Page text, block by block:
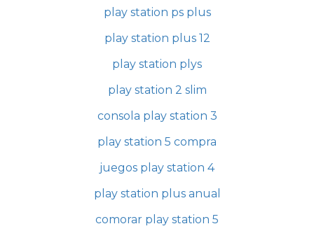
play station ps plus
play station plus 12
play station plys
play station 2 slim
consola play station 3
play station 5 compra
juegos play station 4
play station plus anual
comorar play station 5